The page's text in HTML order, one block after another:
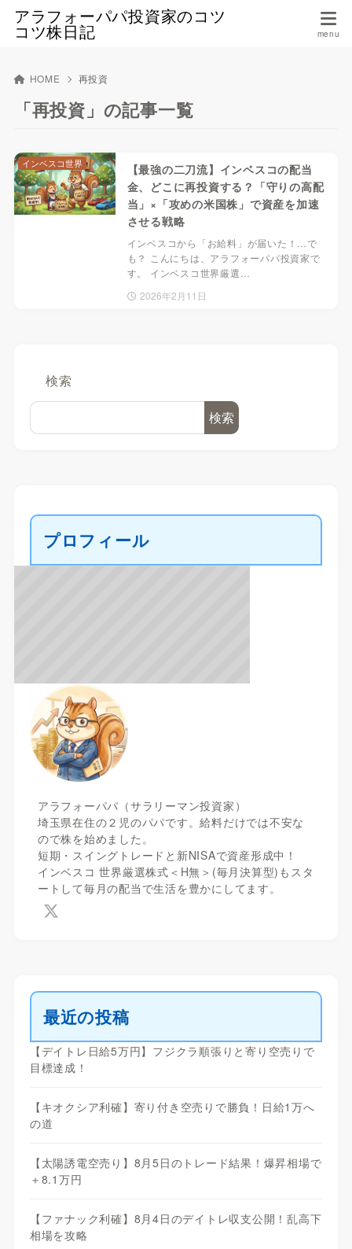
アラフォーパパ投資家のコツ
コツ株日記
HOME 再投資
「再投資」の記事一覧
【最強の二刀流】インベスコの配当
金、どこに再投資する？「守りの高配
当」×「攻めの米国株」で資産を加速
させる戦略
インベスコから「お給料」が届いた！…で
も？ こんにちは、アラフォーパパ投資家で
す。 インベスコ世界厳選…
2026年2月11日
インベスコ世界
検索
検索
プロフィール
アラフォーパパ（サラリーマン投資家）
埼玉県在住の２児のパパです。給料だけでは不安な
ので株を始めました。
短期・スイングトレードと新NISAで資産形成中！
インベスコ 世界厳選株式＜H無＞(毎月決算型)もスタ
ートして毎月の配当で生活を豊かにしてます。
最近の投稿
【デイトレ日給5万円】フジクラ順張りと寄り空売りで
目標達成！
【キオクシア利確】寄り付き空売りで勝負！日給1万へ
の道
【太陽誘電空売り】8月5日のトレード結果！爆昇相場で
＋8.1万円
【ファナック利確】8月4日のデイトレ収支公開！乱高下
相場を攻略